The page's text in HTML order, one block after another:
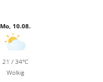
Mo, 10.08.
21 / 34°C
Wolkig